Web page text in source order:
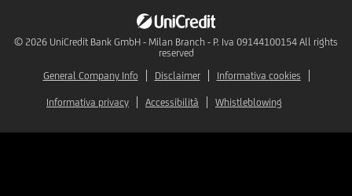
© 2026 UniCredit Bank GmbH - Milan Branch - P. Iva 09144100154 All rights
reserved
General Company Info
Disclaimer Informativa cookies
Informativa privacy Accessibilità Whistleblowing